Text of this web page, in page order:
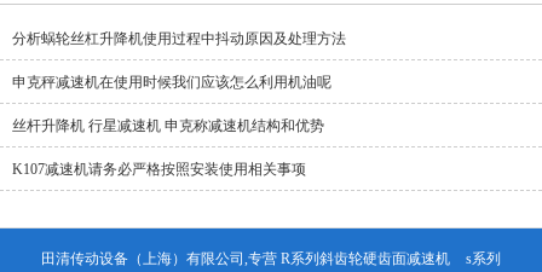
分析蜗轮丝杠升降机使用过程中抖动原因及处理方法
申克秤减速机在使用时候我们应该怎么利用机油呢
丝杆升降机 行星减速机 申克称减速机结构和优势
K107减速机请务必严格按照安装使用相关事项
田清传动设备（上海）有限公司,专营 R系列斜齿轮硬齿面减速机 s系列